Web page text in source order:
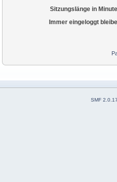
Sitzungslänge in
Immer eingeloggt
SMF